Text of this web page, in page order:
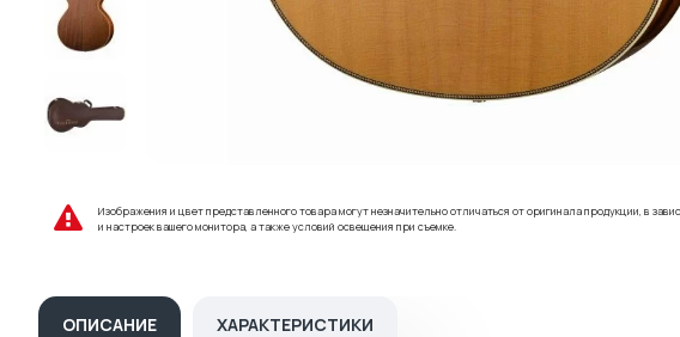
Изображения и цвет представленного товара могут незначительно отличаться от оригинала продукции, в
и настроек вашего монитора, а также условий освещения при съемке.
ОПИСАНИЕ ХАРАКТЕРИСТИКИ